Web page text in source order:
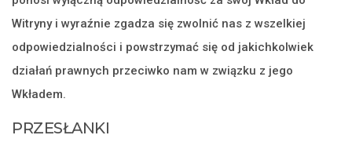
Witryny i wyraźnie zgadza się zwolnić nas z wszelkiej
odpowiedzialności i powstrzymać się od jakichkolwiek
działań prawnych przeciwko nam w związku z jego
Wkładem.
PRZESŁANKI